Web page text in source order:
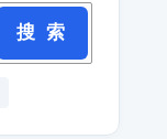
搜 索